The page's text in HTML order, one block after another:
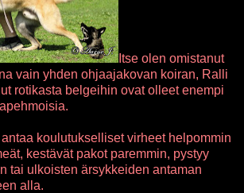
Itse olen omistanut
vain yhden ohjaajakovan koiran, Ralli
rotikasta belgeihin ovat olleet enempi
koulutukselliset virheet helpommin
kestävät pakot paremmin, pystyy
tai ulkoisten ärsykkeiden antaman
alla.